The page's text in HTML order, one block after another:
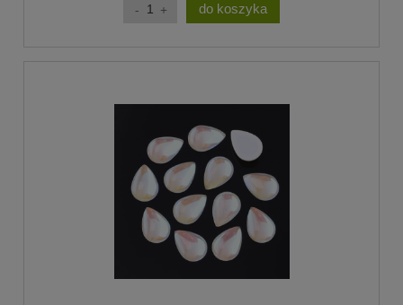
do koszyka